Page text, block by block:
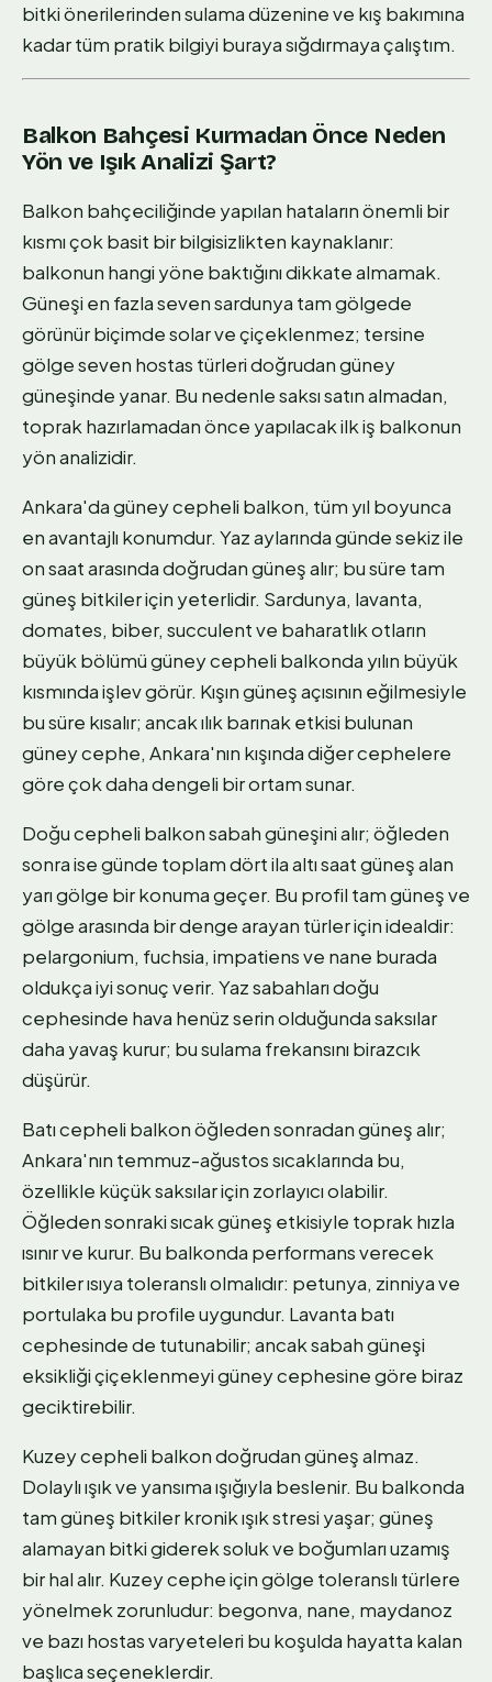
bitki önerilerinden sulama düzenine ve kış bakımına
kadar tüm pratik bilgiyi buraya sığdırmaya çalıştım.
Balkon Bahçesi Kurmadan Önce Neden
Yön ve Işık Analizi Şart?
Balkon bahçeciliğinde yapılan hataların önemli bir
kısmı çok basit bir bilgisizlikten kaynaklanır:
balkonun hangi yöne baktığını dikkate almamak.
Güneşi en fazla seven sardunya tam gölgede
görünür biçimde solar ve çiçeklenmez; tersine
gölge seven hostas türleri doğrudan güney
güneşinde yanar. Bu nedenle saksı satın almadan,
toprak hazırlamadan önce yapılacak ilk iş balkonun
yön analizidir.
Ankara'da güney cepheli balkon, tüm yıl boyunca
en avantajlı konumdur. Yaz aylarında günde sekiz ile
on saat arasında doğrudan güneş alır; bu süre tam
güneş bitkiler için yeterlidir. Sardunya, lavanta,
domates, biber, succulent ve baharatlık otların
büyük bölümü güney cepheli balkonda yılın büyük
kısmında işlev görür. Kışın güneş açısının eğilmesiyle
bu süre kısalır; ancak ılık barınak etkisi bulunan
güney cephe, Ankara'nın kışında diğer cephelere
göre çok daha dengeli bir ortam sunar.
Doğu cepheli balkon sabah güneşini alır; öğleden
sonra ise günde toplam dört ila altı saat güneş alan
yarı gölge bir konuma geçer. Bu profil tam güneş ve
gölge arasında bir denge arayan türler için idealdir:
pelargonium, fuchsia, impatiens ve nane burada
oldukça iyi sonuç verir. Yaz sabahları doğu
cephesinde hava henüz serin olduğunda saksılar
daha yavaş kurur; bu sulama frekansını birazcık
düşürür.
Batı cepheli balkon öğleden sonradan güneş alır;
Ankara'nın temmuz-ağustos sıcaklarında bu,
özellikle küçük saksılar için zorlayıcı olabilir.
Öğleden sonraki sıcak güneş etkisiyle toprak hızla
ısınır ve kurur. Bu balkonda performans verecek
bitkiler ısıya toleranslı olmalıdır: petunya, zinniya ve
portulaka bu profile uygundur. Lavanta batı
cephesinde de tutunabilir; ancak sabah güneşi
eksikliği çiçeklenmeyi güney cephesine göre biraz
geciktirebilir.
Kuzey cepheli balkon doğrudan güneş almaz.
Dolaylı ışık ve yansıma ışığıyla beslenir. Bu balkonda
tam güneş bitkiler kronik ışık stresi yaşar; güneş
alamayan bitki giderek soluk ve boğumları uzamış
bir hal alır. Kuzey cephe için gölge toleranslı türlere
yönelmek zorunludur: begonva, nane, maydanoz
ve bazı hostas varyeteleri bu koşulda hayatta kalan
başlıca seçeneklerdir.